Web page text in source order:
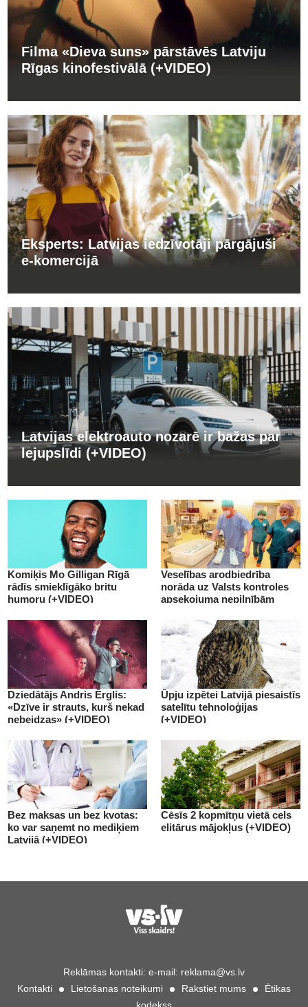
Filma «Dieva suns» pārstāvēs Latviju
Rīgas kinofestivālā (+VIDEO)
Eksperts: Latvijas iedzīvotāji pārgājuši
e-komercijā
Latvijas elektroauto nozarē ir bažas par
lejupslīdi (+VIDEO)
Komiķis Mo Gilligan Rīgā
rādīs smieklīgāko britu
humoru (+VIDEO)
Veselības arodbiedrība
norāda uz Valsts kontroles
apsekojuma nepilnībām
Dziedātājs Andris Ērglis:
«Dzīve ir strauts, kurš nekad
nebeidzas» (+VIDEO)
Ūpju izpētei Latvijā piesaistīs
satelītu tehnoloģijas
(+VIDEO)
Bez maksas un bez kvotas:
ko var saņemt no mediķiem
Latvijā (+VIDEO)
Cēsīs 2 kopmītņu vietā cels
elitārus mājokļus (+VIDEO)
Reklāmas kontakti: e-mail: reklama@vs.lv
Kontakti
Lietošanas noteikumi Rakstiet mums
Ētikas